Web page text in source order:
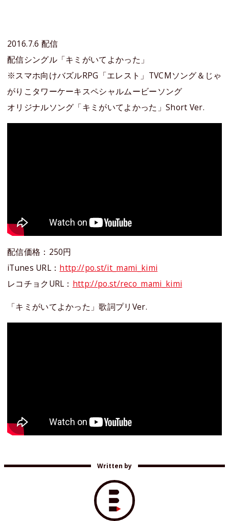
2016.7.6 配信
配信シングル「キミがいてよかった」
※スマホ向けバズルRPG「エレスト」TVCMソング＆じゃ
がりこタワーケーキスペシャルムービーソング
オリジナルソング「キミがいてよかった」Short Ver.
配信価格：250円
iTunes URL： http://po.st/it_mami_kimi
レコチョクURL： http://po.st/reco_mami_kimi
「キミがいてよかった」歌詞プリVer.
Written by